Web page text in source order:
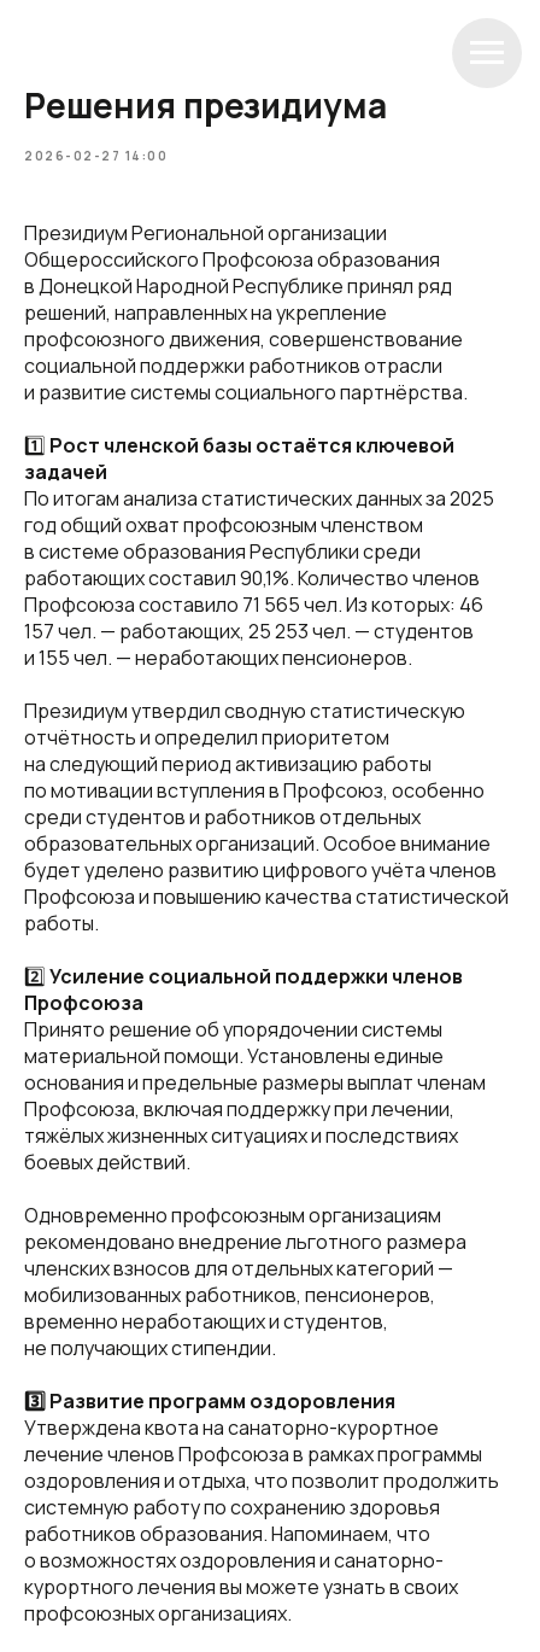
Решения президиума
2026-02-27 14:00
Президиум Региональной организации
Общероссийского Профсоюза образования
в Донецкой Народной Республике принял ряд
решений, направленных на укрепление
профсоюзного движения, совершенствование
социальной поддержки работников отрасли
и развитие системы социального партнёрства.
1️⃣ Рост членской базы остаётся ключевой
задачей
По итогам анализа статистических данных за 2025
год общий охват профсоюзным членством
в системе образования Республики среди
работающих составил 90,1%. Количество членов
Профсоюза составило 71 565 чел. Из которых: 46
157 чел. — работающих, 25 253 чел. — студентов
и 155 чел. — неработающих пенсионеров.
Президиум утвердил сводную статистическую
отчётность и определил приоритетом
на следующий период активизацию работы
по мотивации вступления в Профсоюз, особенно
среди студентов и работников отдельных
образовательных организаций. Особое внимание
будет уделено развитию цифрового учёта членов
Профсоюза и повышению качества статистической
работы.
2️⃣Усиление социальной поддержки членов
Профсоюза
Принято решение об упорядочении системы
материальной помощи. Установлены единые
основания и предельные размеры выплат членам
Профсоюза, включая поддержку при лечении,
тяжёлых жизненных ситуациях и последствиях
боевых действий.
Одновременно профсоюзным организациям
рекомендовано внедрение льготного размера
членских взносов для отдельных категорий —
мобилизованных работников, пенсионеров,
временно неработающих и студентов,
не получающих стипендии.
3️⃣ Развитие программ оздоровления
Утверждена квота на санаторно-курортное
лечение членов Профсоюза в рамках программы
оздоровления и отдыха, что позволит продолжить
системную работу по сохранению здоровья
работников образования. Напоминаем, что
о возможностях оздоровления и санаторно-
курортного лечения вы можете узнать в своих
профсоюзных организациях.